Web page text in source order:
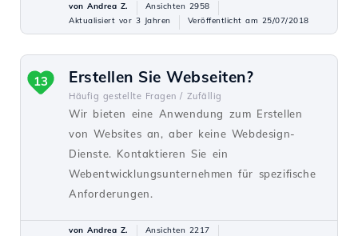
von Andrea Z.
Ansichten 2958
Aktualisiert vor 3 Jahren
Veröffentlicht am 25/07/2018
Erstellen Sie Webseiten?
Häufig gestellte Fragen / Zufällig
Wir bieten eine Anwendung zum Erstellen
von Websites an, aber keine Webdesign-
Dienste. Kontaktieren Sie ein
Webentwicklungsunternehmen für spezifische
Anforderungen.
13
von Andrea Z.
Ansichten 2217